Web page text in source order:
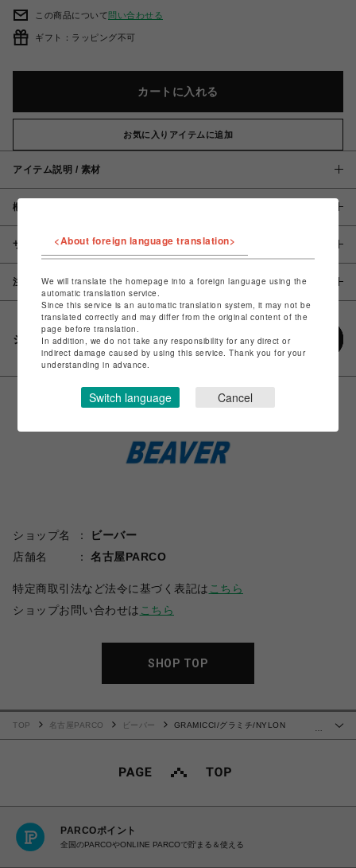
この商品について問い合わせる
ギフト：ラッピング不可
カートに入れる
お気に入りアイテムに追加
アイテム説明 / 素材
概要
サイズ
注意事項
シェアする
ショップ名
ビーバー
店舗名
名古屋PARCO
特定商取引法など法令に基づく表記は こちら
ショップお問い合わせは こちら
SHOP TOP
…
TOP 名古屋PARCO ビーバー
GRAMICCI/グラミチ/NYLON
PARCOポイント
全国のPARCOやONLINE PARCOで貯まる＆使える
<About foreign language translation>
We will translate the homepage into a foreign language using the
automatic translation service.
Since this service is an automatic translation system, it may not be
translated correctly and may differ from the original content of the
page before translation.
In addition, we do not take any responsibility for any direct or
indirect damage caused by using this service. Thank you for your
understanding in advance.
Switch language Cancel